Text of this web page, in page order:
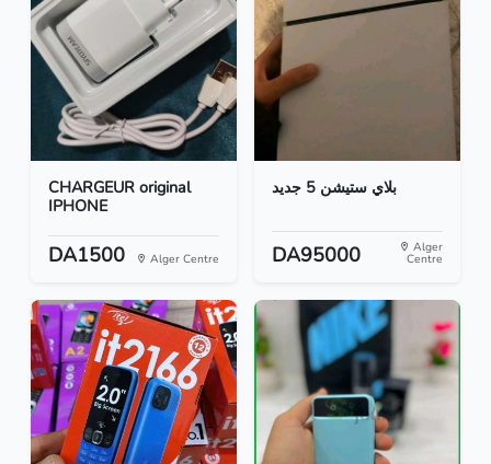
CHARGEUR original
IPHONE
DA1500 Alger Centre
بلاي ستيشن 5 جديد
DA95000 Alger
Centre